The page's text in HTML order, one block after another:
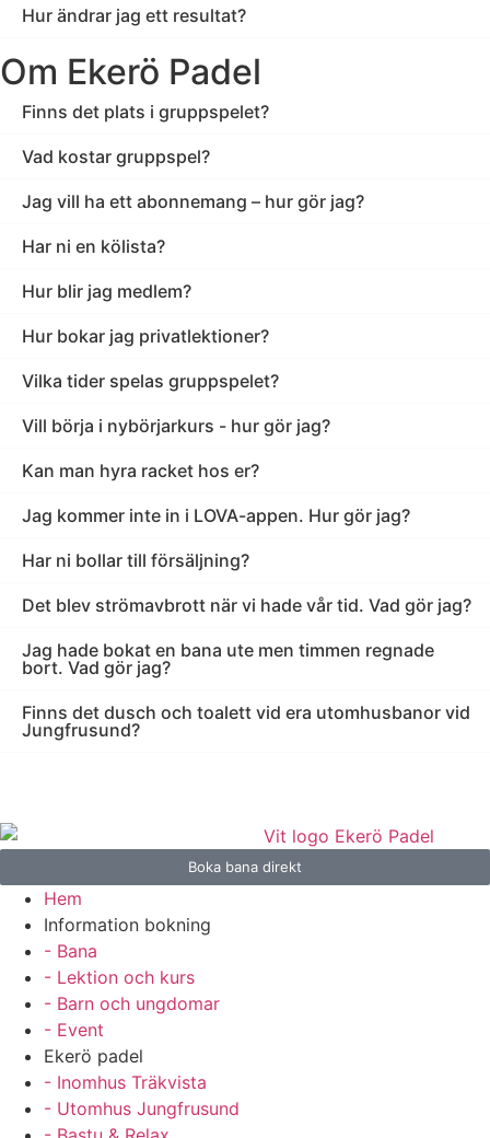
Hur ändrar jag ett resultat?
Om Ekerö Padel
Finns det plats i gruppspelet?
Vad kostar gruppspel?
Jag vill ha ett abonnemang – hur gör jag?
Har ni en kölista?
Hur blir jag medlem?
Hur bokar jag privatlektioner?
Vilka tider spelas gruppspelet?
Vill börja i nybörjarkurs - hur gör jag?
Kan man hyra racket hos er?
Jag kommer inte in i LOVA-appen. Hur gör jag?
Har ni bollar till försäljning?
Det blev strömavbrott när vi hade vår tid. Vad gör jag?
Jag hade bokat en bana ute men timmen regnade
bort. Vad gör jag?
Finns det dusch och toalett vid era utomhusbanor vid
Jungfrusund?
Boka bana direkt
Hem
Information bokning
- Bana
- Lektion och kurs
- Barn och ungdomar
- Event
Ekerö padel
- Inomhus Träkvista
- Utomhus Jungfrusund